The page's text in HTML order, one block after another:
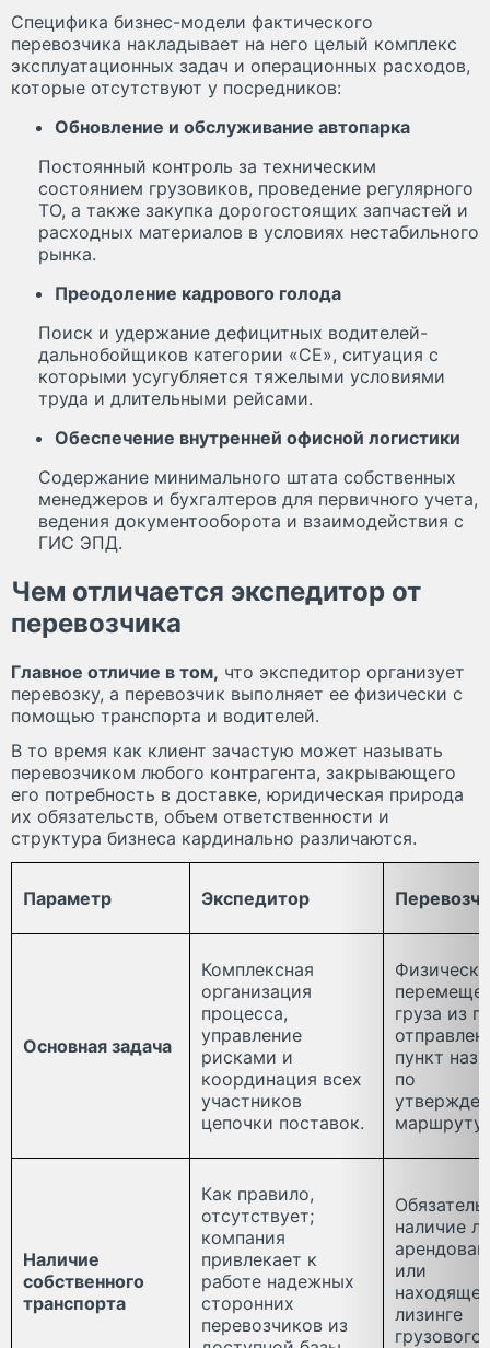
Специфика бизнес-модели фактического
перевозчика накладывает на него целый комплекс
эксплуатационных задач и операционных расходов,
которые отсутствуют у посредников:
Обновление и обслуживание автопарка
Постоянный контроль за техническим
состоянием грузовиков, проведение регулярного
ТО, а также закупка дорогостоящих запчастей и
расходных материалов в условиях нестабильного
рынка.
Преодоление кадрового голода
Поиск и удержание дефицитных водителей-
дальнобойщиков категории «CE», ситуация с
которыми усугубляется тяжелыми условиями
труда и длительными рейсами.
Обеспечение внутренней офисной логистики
Содержание минимального штата собственных
менеджеров и бухгалтеров для первичного учета,
ведения документооборота и взаимодействия с
ГИС ЭПД.
Чем отличается экспедитор от
перевозчика
Главное отличие в том, что экспедитор организует
перевозку, а перевозчик выполняет ее физически с
помощью транспорта и водителей.
В то время как клиент зачастую может называть
перевозчиком любого контрагента, закрывающего
его потребность в доставке, юридическая природа
их обязательств, объем ответственности и
структура бизнеса кардинально различаются.
Параметр Экспедитор
Основная задача
Комплексная
организация
процесса,
управление
рисками и
координация всех
участников
цепочки поставок.
груза из
пункт
по
маршруту.
Наличие
собственного
транспорта
Как правило,
отсутствует;
компания
привлекает к
работе надежных
сторонних
перевозчиков из
наличие
или
лизинге
грузового